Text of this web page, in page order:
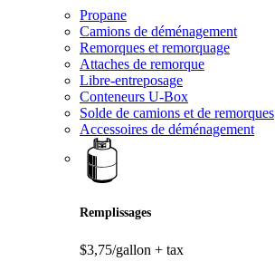
Propane
Camions de déménagement
Remorques et remorquage
Attaches de remorque
Libre-entreposage
Conteneurs U-Box
Solde de camions et de remorques
Accessoires de déménagement
Remplissages
$3,75/gallon + tax